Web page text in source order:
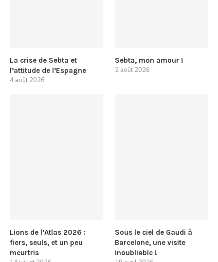
La crise de Sebta et
l’attitude de l’Espagne
4 août 2026
Sebta, mon amour !
2 août 2026
Lions de l’Atlas 2026 :
fiers, seuls, et un peu
meurtris
Sous le ciel de Gaudi à
Barcelone, une visite
inoubliable !